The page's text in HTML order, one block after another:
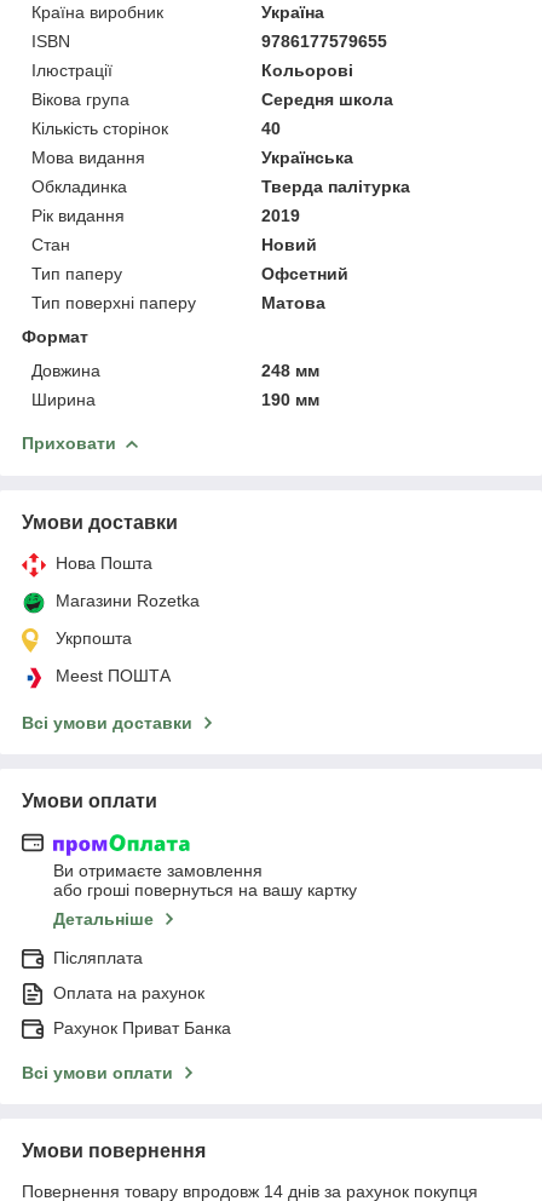
Країна виробник
Україна
ISBN
9786177579655
Ілюстрації
Кольорові
Вікова група
Середня школа
Кількість сторінок
40
Мова видання
Українська
Обкладинка
Тверда палітурка
Рік видання
2019
Стан
Новий
Тип паперу
Офсетний
Тип поверхні паперу
Матова
Формат
Довжина
248 мм
Ширина
190 мм
Приховати
Умови доставки
Нова Пошта
Магазини Rozetka
Укрпошта
Meest ПОШТА
Всі умови доставки
Умови оплати
Ви отримаєте замовлення
або гроші повернуться на вашу картку
Детальніше
Післяплата
Оплата на рахунок
Рахунок Приват Банка
Всі умови оплати
Умови повернення
Повернення товару впродовж 14 днів за рахунок покупця